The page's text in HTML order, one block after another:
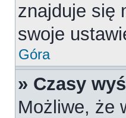
znajduje się
swoje
Góra
» Czasy
Możliwe, że